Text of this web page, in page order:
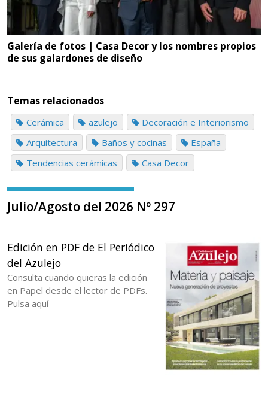
Galería de fotos | Casa Decor y los nombres propios
de sus galardones de diseño
Temas relacionados
Cerámica azulejo
Decoración e Interiorismo
Arquitectura
Baños y cocinas
España
Tendencias cerámicas
Casa Decor
Julio/Agosto del 2026 Nº 297
Edición en PDF de El Periódico
del Azulejo
Consulta cuando quieras la edición
en Papel desde el lector de PDFs.
Pulsa aquí